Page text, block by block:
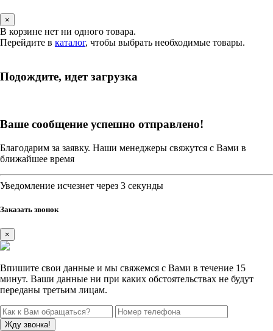
×
В корзине нет ни одного товара.
Перейдите в каталог, чтобы выбрать необходимые товары.
Подождите, идет загрузка
Ваше сообщение успешно отправлено!
Благодарим за заявку. Наши менеджеры свяжутся с Вами в
ближайшее время
Уведомление исчезнет через 3 секунды
Заказать звонок
×
Впишите свои данные и мы свяжемся с Вами в течение 15
минут. Ваши данные ни при каких обстоятельствах не будут
переданы третьим лицам.